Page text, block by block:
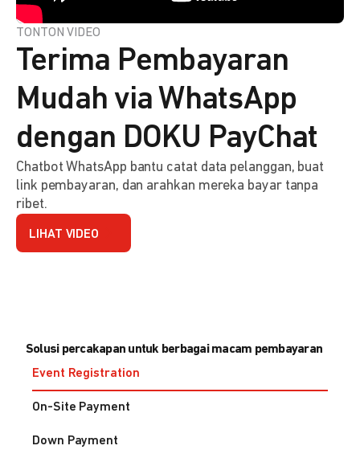
TONTON VIDEO
Terima Pembayaran
Mudah via WhatsApp
dengan DOKU PayChat
Chatbot WhatsApp bantu catat data pelanggan, buat
link pembayaran, dan arahkan mereka bayar tanpa
ribet.
LIHAT VIDEO
Solusi percakapan untuk berbagai macam pembayaran
Event Registration
On-Site Payment
Down Payment